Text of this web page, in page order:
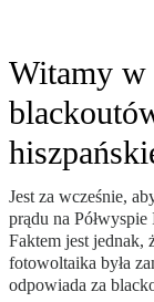
Witamy w
Jest za wcześnie,
prądu na
Faktem jest jednak,
fotowoltaika była
odpowiada za